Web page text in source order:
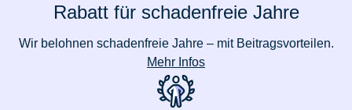
Rabatt für schadenfreie Jahre
Wir belohnen schadenfreie Jahre – mit Beitragsvorteilen.
Mehr Infos